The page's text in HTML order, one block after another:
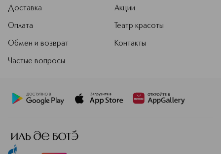
Доставка
Оплата
Обмен и возврат
Частые вопросы
Акции
Театр красоты
Контакты